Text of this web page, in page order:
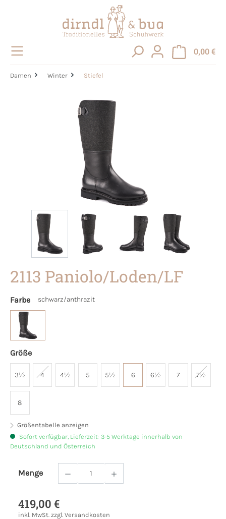
0,00 €
Damen Winter Stiefel
Bildergalerie überspringen
2113 Paniolo/Loden/LF
Farbe schwarz/anthrazit
Größe
3½ 4 4½ 5 5½ 6 6½ 7 7½
8
Größentabelle anzeigen
Sofort verfügbar, Lieferzeit: 3-5 Werktage innerhalb von
Deutschland und Österreich
Menge
Produkt Anzahl: Gib den gewünschten
419,00 €
inkl. MwSt. zzgl. Versandkosten